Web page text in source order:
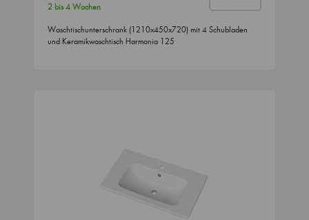
2 bis 4 Wochen
Waschtischunterschrank (1210x450x720) mit 4 Schubladen
und Keramikwaschtisch Harmonia 125